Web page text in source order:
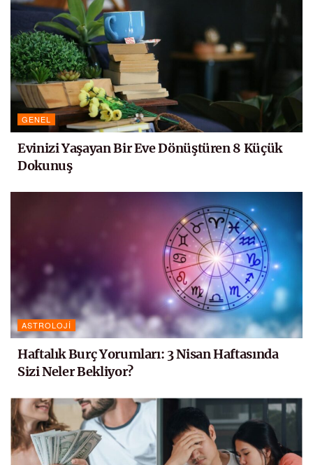
GENEL
Evinizi Yaşayan Bir Eve Dönüştüren 8 Küçük
Dokunuş
ASTROLOJI
Haftalık Burç Yorumları: 3 Nisan Haftasında
Sizi Neler Bekliyor?